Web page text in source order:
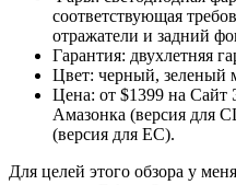
соответствующая
отражатели и задний
Гарантия: двухлетняя
Цвет: черный, зеленый
Цена: от $1399 на Сайт
Амазонка (версия для
(версия для ЕС).
Для целей этого обзора у